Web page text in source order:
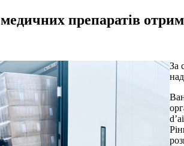
препаратів
За